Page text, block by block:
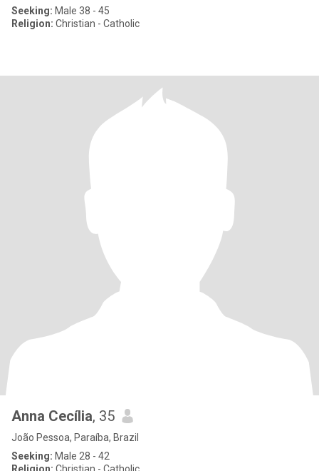
Seeking: Male 38 - 45
Religion: Christian - Catholic
Anna Cecília, 35
João Pessoa, Paraíba, Brazil
Seeking: Male 28 - 42